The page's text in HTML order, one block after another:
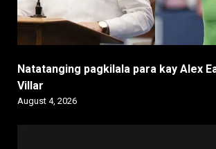
Natatanging pagkilala para kay Alex
Villar
August 4, 2026